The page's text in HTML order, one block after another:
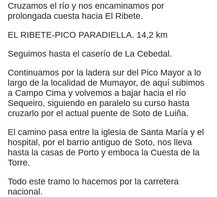
Cruzamos el río y nos encaminamos por
prolongada cuesta hacia El Ribete.
EL RIBETE-PICO PARADIELLA. 14,2 km
Seguimos hasta el caserío de La Cebedal.
Continuamos por la ladera sur del Pico Mayor a lo
largo de la localidad de Mumayor, de aquí subimos
a Campo Cima y volvemos a bajar hacia el río
Sequeiro, siguiendo en paralelo su curso hasta
cruzarlo por el actual puente de Soto de Luiña.
El camino pasa entre la iglesia de Santa María y el
hospital, por el barrio antiguo de Soto, nos lleva
hasta la casas de Porto y emboca la Cuesta de la
Torre.
Todo este tramo lo hacemos por la carretera
nacional.